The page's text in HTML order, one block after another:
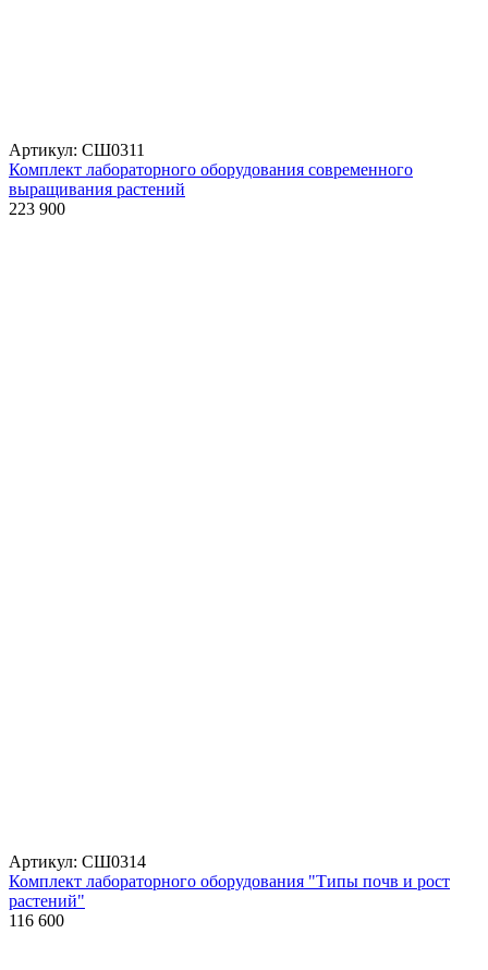
Артикул: СШ0311
Комплект лабораторного оборудования современного
выращивания растений
223 900
Артикул: СШ0314
Комплект лабораторного оборудования "Типы почв и рост
растений"
116 600